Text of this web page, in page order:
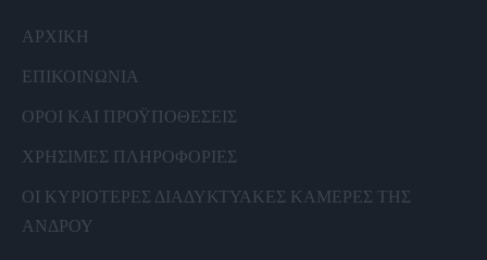
ΑΡΧΙΚΗ
ΕΠΙΚΟΙΝΩΝΙΑ
ΟΡΟΙ ΚΑΙ ΠΡΟΫΠΟΘΕΣΕΙΣ
ΧΡΗΣΙΜΕΣ ΠΛΗΡΟΦΟΡΙΕΣ
ΟΙ ΚΥΡΙΟΤΕΡΕΣ ΔΙΑΔΥΚΤΥΑΚΕΣ ΚΑΜΕΡΕΣ ΤΗΣ
ΑΝΔΡΟΥ